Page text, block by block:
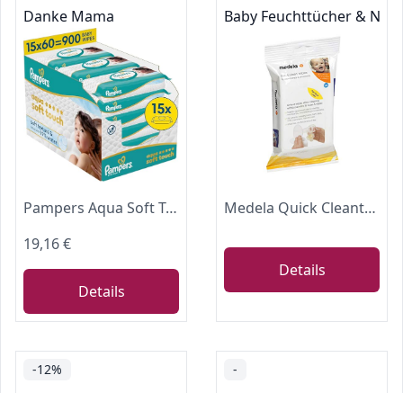
Danke Mama
Pampers Aqua Soft Touch Baby-Feuchttücher, 15x60 (900 Stück)
19,16 €
Details
Baby Feuchttücher &
Medela Quick Cleantm Reinigungstücher für Milchpumpe und Zubehör
Details
-12% -